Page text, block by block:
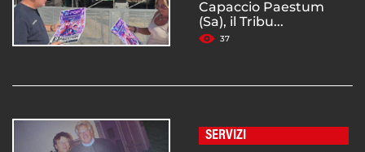
Capaccio Paestum
(Sa), il Tribu...
37
SERVIZI